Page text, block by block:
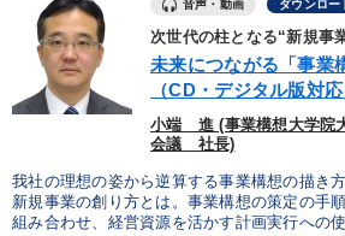
音声・動画 ダウンロー
次世代の柱となる“新規事
未来につながる「事業
（CD・デジタル版対応
小端 進 (事業構想大学院
会議 社長)
我社の理想の姿から逆算する事業構想の描き
新規事業の創り方とは。事業構想の策定の手
組み合わせ、経営資源を活かす計画実行への